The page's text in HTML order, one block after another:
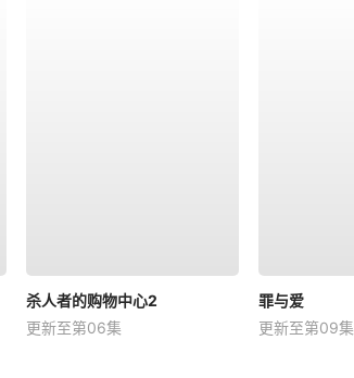
杀人者的购物中心2
更新至第06集
罪与爱
更新至第09集